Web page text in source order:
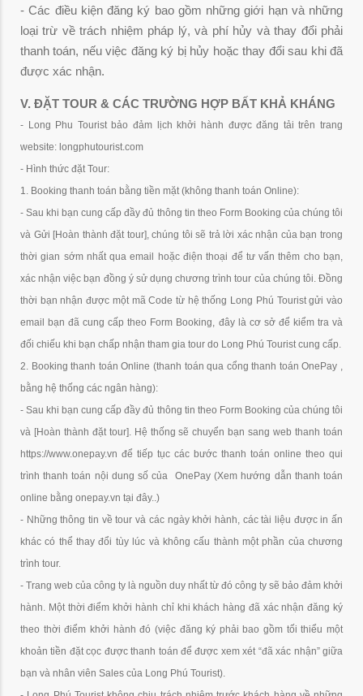
- Các điều kiện đăng ký bao gồm những giới hạn và những
loại trừ về trách nhiệm pháp lý, và phí hủy và thay đổi phải
thanh toán, nếu việc đăng ký bị hủy hoặc thay đổi sau khi đã
được xác nhận.
V. ĐẶT TOUR & CÁC TRƯỜNG HỢP BẤT KHẢ KHÁNG
- Long Phu Tourist bảo đảm lịch khởi hành được đăng tải trên trang
website: longphutourist.com
- Hình thức đặt Tour:
1. Booking thanh toán bằng tiền mặt (không thanh toán Online):
- Sau khi bạn cung cấp đầy đủ thông tin theo Form Booking của chúng tôi
và Gửi [Hoàn thành đặt tour], chúng tôi sẽ trả lời xác nhận của bạn trong
thời gian sớm nhất qua email hoặc điện thoại để tư vấn thêm cho bạn,
xác nhận việc bạn đồng ý sử dụng chương trình tour của chúng tôi. Đồng
thời bạn nhận được một mã Code từ hệ thống Long Phú Tourist gửi vào
email bạn đã cung cấp theo Form Booking, đây là cơ sở để kiểm tra và
đối chiếu khi bạn chấp nhận tham gia tour do Long Phú Tourist cung cấp.
2. Booking thanh toán Online (thanh toán qua cổng thanh toán OnePay ,
bằng hệ thống các ngân hàng):
- Sau khi bạn cung cấp đầy đủ thông tin theo Form Booking của chúng tôi
và [Hoàn thành đặt tour]. Hệ thống sẽ chuyển bạn sang web thanh toán
https://www.onepay.vn để tiếp tục các bước thanh toán online theo qui
trình thanh toán nội dung số của OnePay (Xem hướng dẫn thanh toán
online bằng onepay.vn tại đây..)
- Những thông tin về tour và các ngày khởi hành, các tài liệu được in ấn
khác có thể thay đổi tùy lúc và không cấu thành một phần của chương
trình tour.
- Trang web của công ty là nguồn duy nhất từ đó công ty sẽ bảo đảm khởi
hành. Một thời điểm khởi hành chỉ khi khách hàng đã xác nhận đăng ký
theo thời điểm khởi hành đó (việc đăng ký phải bao gồm tối thiểu một
khoản tiền đặt cọc được thanh toán để được xem xét “đã xác nhận” giữa
bạn và nhân viên Sales của Long Phú Tourist).